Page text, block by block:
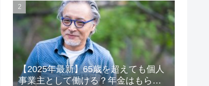
【2025年最新】65歳を超えても個人
事業主として働ける？年金はもらえ